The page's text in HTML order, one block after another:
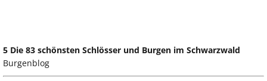
5 Die 83 schönsten Schlösser und Burgen im Schwarzwald
Burgenblog